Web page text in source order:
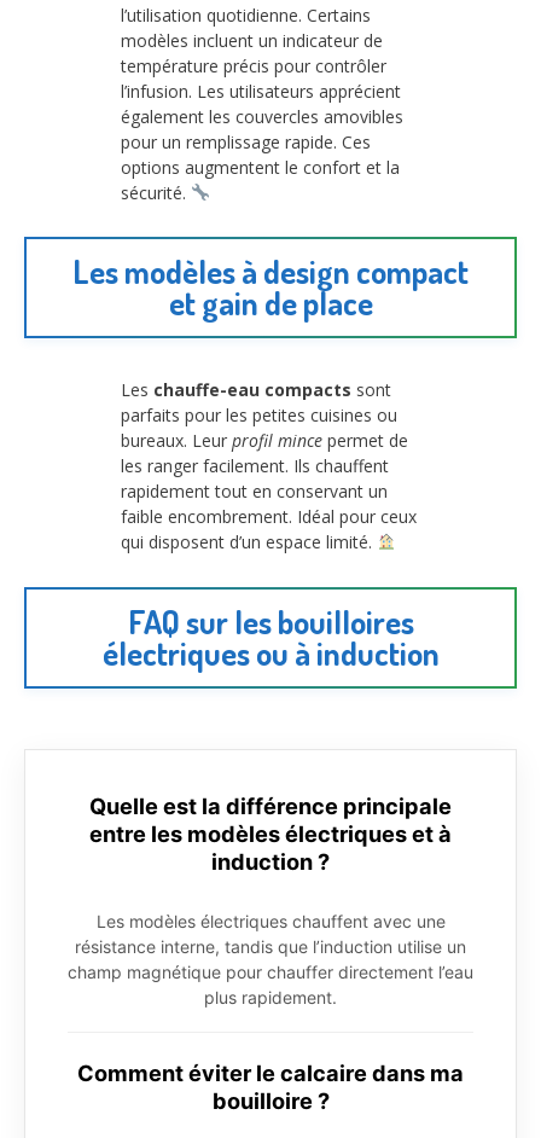
l’utilisation quotidienne. Certains
modèles incluent un indicateur de
température précis pour contrôler
l’infusion. Les utilisateurs apprécient
également les couvercles amovibles
pour un remplissage rapide. Ces
options augmentent le confort et la
sécurité.
Les modèles à design compact
et gain de place
Les chauffe-eau compacts sont
parfaits pour les petites cuisines ou
bureaux. Leur profil mince permet de
les ranger facilement. Ils chauffent
rapidement tout en conservant un
faible encombrement. Idéal pour ceux
qui disposent d’un espace limité.
FAQ sur les bouilloires
électriques ou à induction
Quelle est la différence principale
entre les modèles électriques et à
induction ?
Les modèles électriques chauffent avec une
résistance interne, tandis que l’induction utilise un
champ magnétique pour chauffer directement l’eau
plus rapidement.
Comment éviter le calcaire dans ma
bouilloire ?